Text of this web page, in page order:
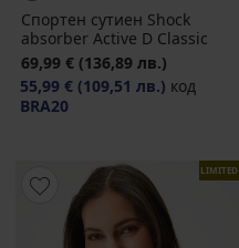
Спортен сутиен Shock
absorber Active D Classic
69,99 € (136,89 лв.)
55,99 € (109,51 лв.) код
BRA20
LIMITED